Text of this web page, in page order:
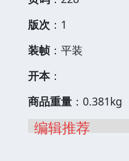
版次 ：1
装帧 ：平装
开本：
商品重量 ：0.381kg
编辑推荐